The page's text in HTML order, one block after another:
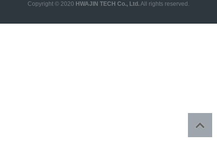
Copyright © 2020 HWAJIN TECH Co., Ltd.All rights reserved.